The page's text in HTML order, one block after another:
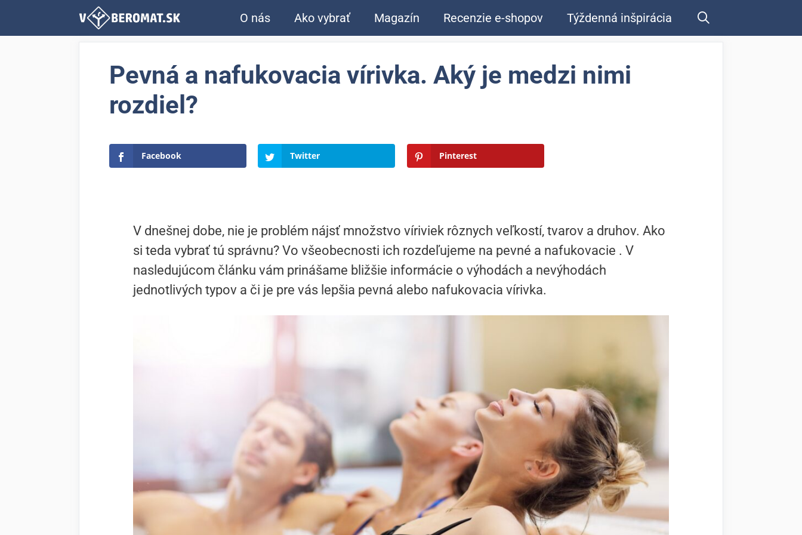
O nás Ako vybrať Magazín Recenzie e-shopov Týždenná inšpirácia
Pevná a nafukovacia vírivka. Aký je medzi nimi
rozdiel?
Facebook Twitter Pinterest
V dnešnej dobe, nie je problém nájsť množstvo víriviek rôznych veľkostí, tvarov a druhov. Ako
si teda vybrať tú správnu? Vo všeobecnosti ich rozdeľujeme na pevné a nafukovacie . V
nasledujúcom článku vám prinášame bližšie informácie o výhodách a nevýhodách
jednotlivých typov a či je pre vás lepšia pevná alebo nafukovacia vírivka.